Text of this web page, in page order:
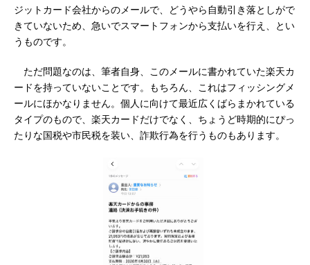
ジットカード会社からのメールで、どうやら自動引き落としがで
きていないため、急いでスマートフォンから支払いを行え、とい
うものです。
ただ問題なのは、筆者自身、このメールに書かれていた楽天カ
ードを持っていないことです。もちろん、これはフィッシングメ
ールにほかなりません。個人に向けて最近広くばらまかれている
タイプのもので、楽天カードだけでなく、ちょうど時期的にぴっ
たりな国税や市民税を装い、詐欺行為を行うものもあります。